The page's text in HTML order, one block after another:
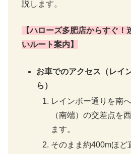
説します。
【ハローズ多肥店からすぐ！
いルート案内】
お車でのアクセス（レイ
ら）
レインボー通りを南
（南端）の交差点を
ます。
そのまま約400mほど